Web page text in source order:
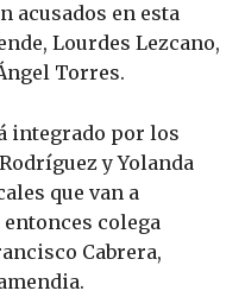
acusados en esta
Lourdes Lezcano,
Torres.
integrado por los
y Yolanda
que van a
colega
Cabrera,